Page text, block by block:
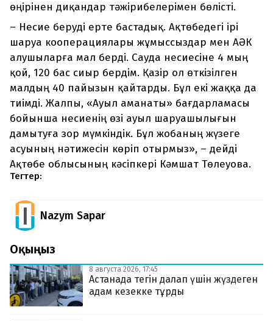
өңірінен диқандар тәжірибелерімен бөлісті.
– Несие беруді ерте бастадық. Ақтөбедегі ірі
шаруа кооперациялары жұмыссыздар мен АӘК
алушыларға мал берді. Сауда несиесіне 4 мың
қой, 120 бас сиыр бердім. Қазір ол өткізілген
малдың 40 пайызын қайтарды. Бұл екі жаққа да
тиімді. Жалпы, «Ауыл аманаты» бағдарламасы
бойынша несиенің өзі ауыл шаруашылығын
дамытуға зор мүмкіндік. Бұл жобаның жүзеге
асуының нәтижесін көріп отырмыз», – дейді
Ақтөбе облысының кәсіпкері Кәмшат Төлеуова.
Тегтер:
Nazym Sapar
Оқыңыз
8 августа 2026, 17:45
Астанада тегін далап үшін жүздеген
адам кезекке тұрды